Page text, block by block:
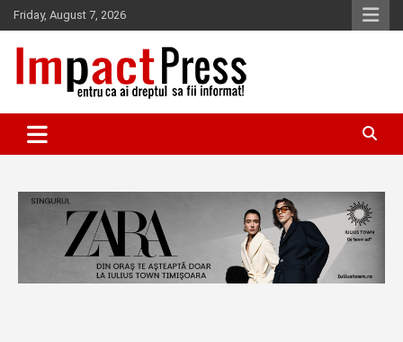
Skip
to
content
Friday, August 7, 2026
IMPACTPRESS